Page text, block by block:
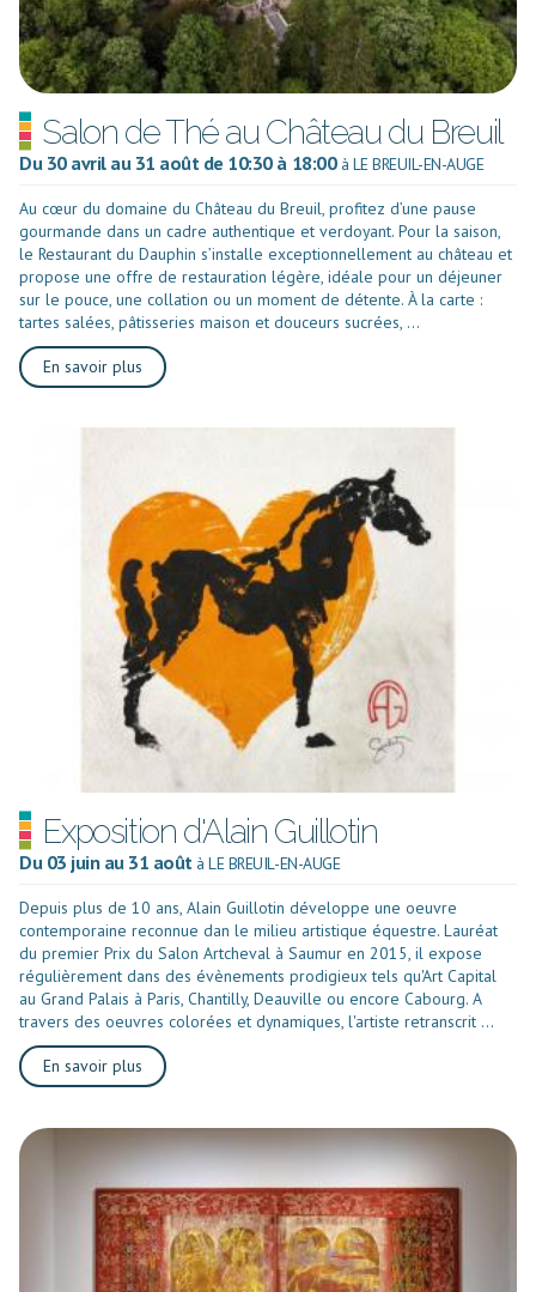
Salon de Thé au Château du Breuil
Du 30 avril au 31 août de 10:30 à 18:00 à LE BREUIL-EN-AUGE
Au cœur du domaine du Château du Breuil, profitez d’une pause
gourmande dans un cadre authentique et verdoyant. Pour la saison,
le Restaurant du Dauphin s’installe exceptionnellement au château et
propose une offre de restauration légère, idéale pour un déjeuner
sur le pouce, une collation ou un moment de détente. À la carte :
tartes salées, pâtisseries maison et douceurs sucrées, ...
En savoir plus
Exposition d'Alain Guillotin
Du 03 juin au 31 août à LE BREUIL-EN-AUGE
Depuis plus de 10 ans, Alain Guillotin développe une oeuvre
contemporaine reconnue dan le milieu artistique équestre. Lauréat
du premier Prix du Salon Artcheval à Saumur en 2015, il expose
régulièrement dans des évènements prodigieux tels qu'Art Capital
au Grand Palais à Paris, Chantilly, Deauville ou encore Cabourg. A
travers des oeuvres colorées et dynamiques, l'artiste retranscrit ...
En savoir plus